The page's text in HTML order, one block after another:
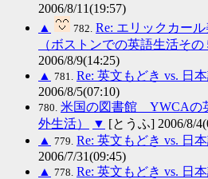
2006/8/11(19:57)
▲
782. Re: エリックカー
（ボストンでの英語生活その
2006/8/9(14:25)
▲ 781. Re: 英文もどき vs. 日
2006/8/5(07:10)
780. 米国の図書館 YWCAの
外生活）
▼ [とうふ] 2006/8/
▲ 779. Re: 英文もどき vs. 日
2006/7/31(09:45)
▲ 778. Re: 英文もどき vs. 日